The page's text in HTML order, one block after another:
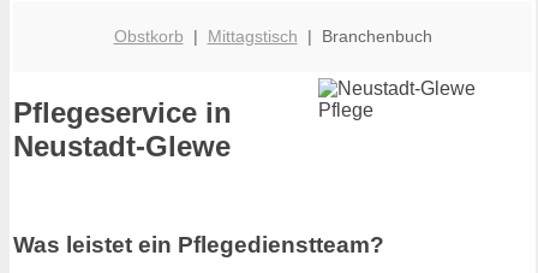
Obstkorb | Mittagstisch | Branchenbuch
Pflegeservice in
Neustadt-Glewe
Was leistet ein Pflegedienstteam?